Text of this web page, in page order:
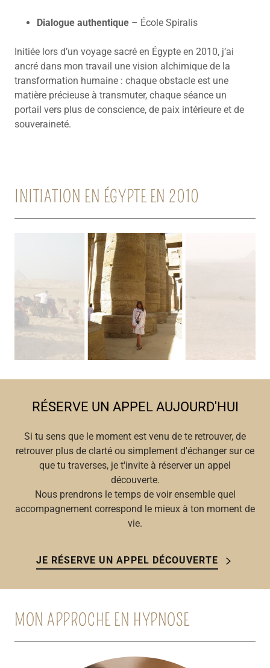
Dialogue authentique– École Spiralis
Initiée lors d’un voyage sacré en Égypte en 2010, j’ai
ancré dans mon travail une vision alchimique de la
transformation humaine : chaque obstacle est une
matière précieuse à transmuter, chaque séance un
portail vers plus de conscience, de paix intérieure et de
souveraineté.
INITIATION EN ÉGYPTE EN 2010
RÉSERVE UN APPEL AUJOURD'HUI
Si tu sens que le moment est venu de te retrouver, de
retrouver plus de clarté ou simplement d'échanger sur ce
que tu traverses, je t'invite à réserver un appel
découverte.
Nous prendrons le temps de voir ensemble quel
accompagnement correspond le mieux à ton moment de
vie.
JE RÉSERVE UN APPEL DÉCOUVERTE
MON APPROCHE EN HYPNOSE